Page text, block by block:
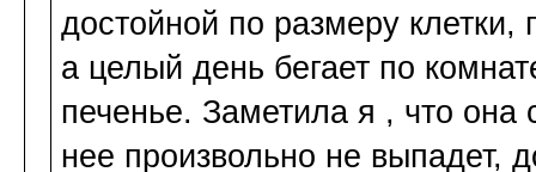
достойной по размеру клетки,
а целый день бегает по
печенье. Заметила я , что она
нее произвольно не выпадет,